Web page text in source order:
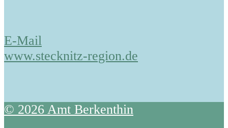
E-Mail
www.stecknitz-region.de
© 2026 Amt Berkenthin